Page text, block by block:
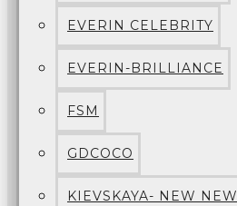
EVERIN CELEBRITY
EVERIN-BRILLIANCE
FSM
GDCOCO
KIEVSKAYA- NEW NEW